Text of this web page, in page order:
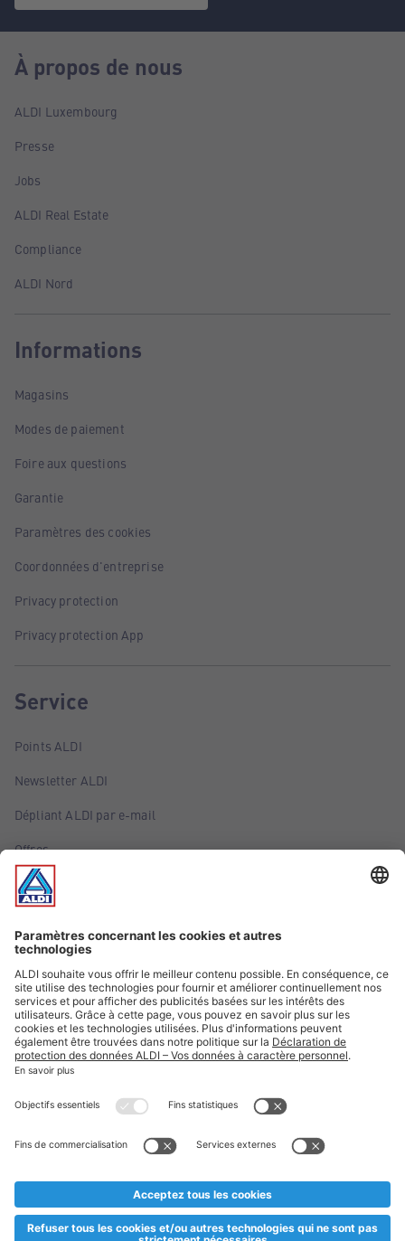
À propos de nous
ALDI Luxembourg
Presse
Jobs
ALDI Real Estate
Compliance
ALDI Nord
Informations
Magasins
Modes de paiement
Foire aux questions
Garantie
Paramètres des cookies
Coordonnées d'entreprise
Privacy protection
Privacy protection App
Service
Points ALDI
Newsletter ALDI
Dépliant ALDI par e-mail
Offres
Infos essentielles
Suivez ALDI Luxembourg
Textes marqués d'un astérisque et mentions légales
esoulaang bis de Stock eidel ass. Mir soen Iech Merci fir Äert
Planifikatioun ausverkaaft sollte sinn. De VALORLUX-Präis an
** Op dësem Site huet d'Benotze vun der männlecher Form eng
besser Liesbarkeet am Sënn an huet keng diskriminéierend